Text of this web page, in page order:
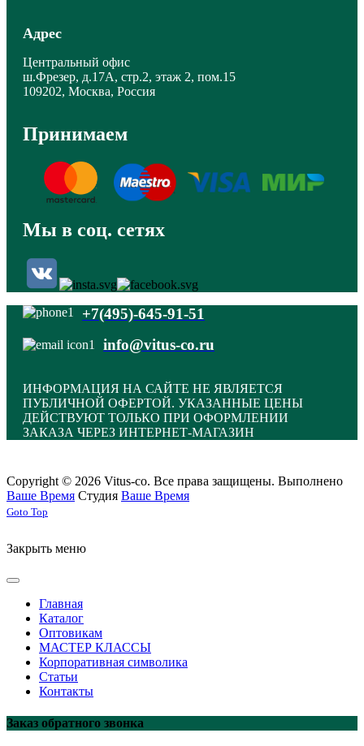
Адрес
Центральный офис
ш.Фрезер, д.17А, стр.2, этаж 2, пом.15
109202, Москва, Россия
Принимаем
Мы в соц. сетях
+7(495)-645-91-51
info@vitus-co.ru
ИНФОРМАЦИЯ НА САЙТЕ НЕ ЯВЛЯЕТСЯ
ПУБЛИЧНОЙ ОФЕРТОЙ. УКАЗАННЫЕ ЦЕНЫ
ДЕЙСТВУЮТ ТОЛЬКО ПРИ ОФОРМЛЕНИИ
ЗАКАЗА ЧЕРЕЗ ИНТЕРНЕТ-МАГАЗИН
Copyright © 2026 Vitus-co. Все права защищены. Выполнено
Ваше Время Студия Ваше Время
Joomla! 3 Templates
Goto Top
Закрыть меню
Главная
Каталог
Оптовикам
МАСТЕР КЛАССЫ
Корпоративная символика
Статьи
Контакты
Заказ обратного звонка